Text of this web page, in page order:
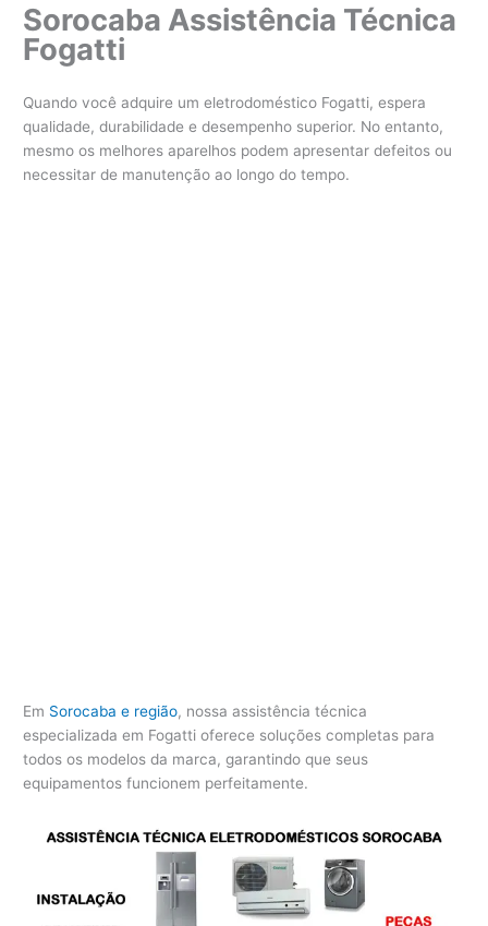
Sorocaba Assistência Técnica
Fogatti
Quando você adquire um eletrodoméstico Fogatti, espera
qualidade, durabilidade e desempenho superior. No entanto,
mesmo os melhores aparelhos podem apresentar defeitos ou
necessitar de manutenção ao longo do tempo.
Em Sorocaba e região, nossa assistência técnica
especializada em Fogatti oferece soluções completas para
todos os modelos da marca, garantindo que seus
equipamentos funcionem perfeitamente.